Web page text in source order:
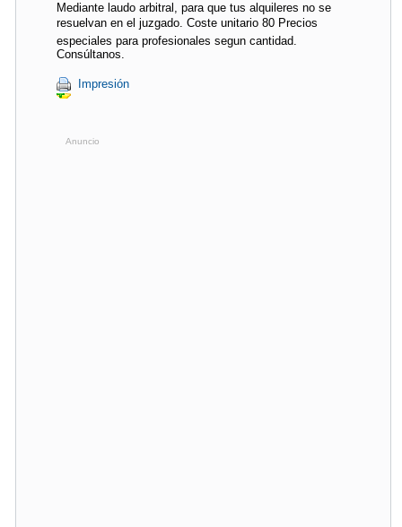
Mediante laudo arbitral, para que tus alquileres no se
resuelvan en el juzgado. Coste unitario 80 Precios
especiales para profesionales segun cantidad.
Consúltanos.
Impresión
Anuncio